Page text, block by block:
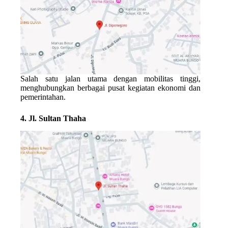
Salah satu jalan utama dengan mobilitas tinggi,
menghubungkan berbagai pusat kegiatan ekonomi dan
pemerintahan.
4. Jl. Sultan Thaha